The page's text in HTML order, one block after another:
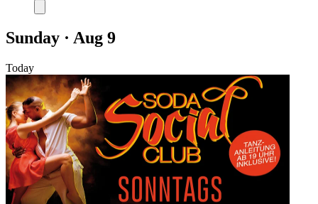
Sunday · Aug 9
Today